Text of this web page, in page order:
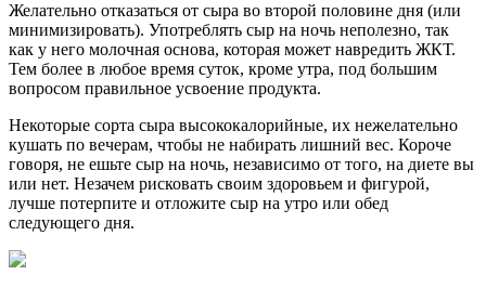
Желательно отказаться от сыра во второй половине дня (или
минимизировать). Употреблять сыр на ночь неполезно, так
как у него молочная основа, которая может навредить ЖКТ.
Тем более в любое время суток, кроме утра, под большим
вопросом правильное усвоение продукта.
Некоторые сорта сыра высококалорийные, их нежелательно
кушать по вечерам, чтобы не набирать лишний вес. Короче
говоря, не ешьте сыр на ночь, независимо от того, на диете вы
или нет. Незачем рисковать своим здоровьем и фигурой,
лучше потерпите и отложите сыр на утро или обед
следующего дня.